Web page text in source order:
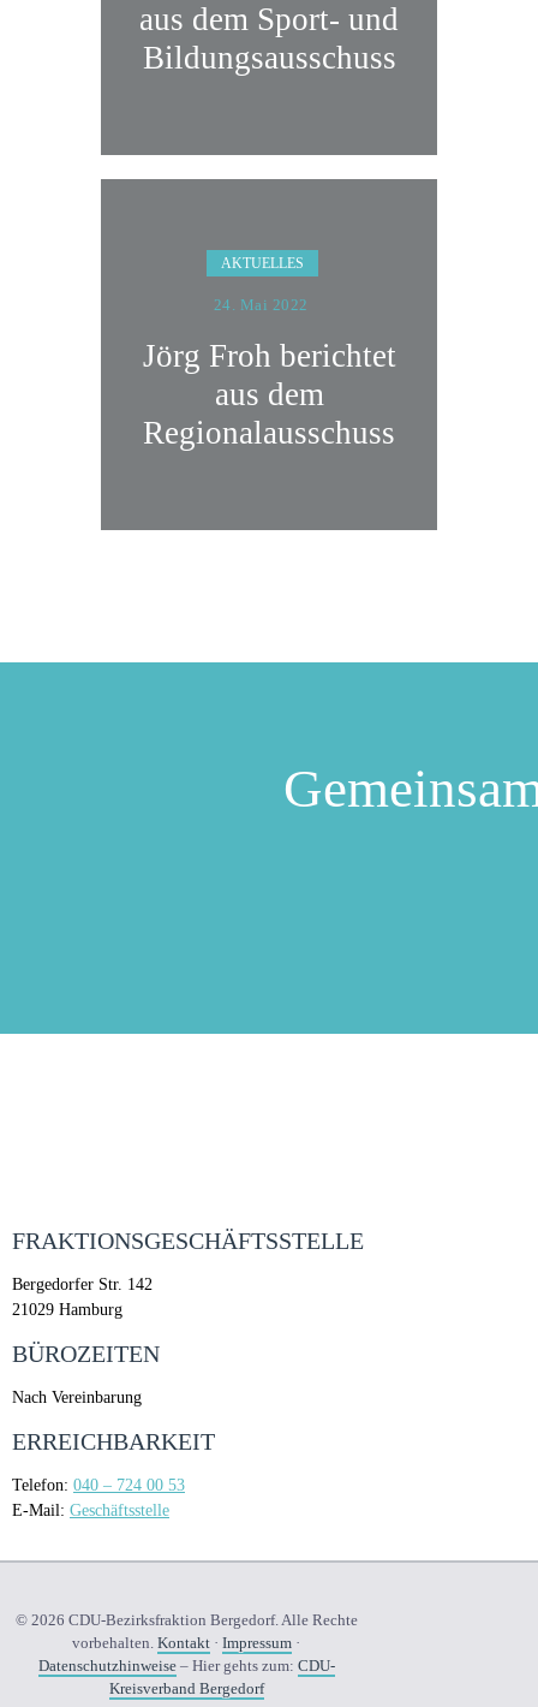
aus dem Sport- und
Bildungsausschuss
AKTUELLES
24. Mai 2022
Jörg Froh berichtet
aus dem
Regionalausschuss
FRAKTIONSGESCHÄFTSSTELLE
Bergedorfer Str. 142
21029 Hamburg
BÜROZEITEN
Nach Vereinbarung
ERREICHBARKEIT
Telefon: 040 – 724 00 53
E-Mail: Geschäftsstelle
© 2026 CDU-Bezirksfraktion Bergedorf. Alle Rechte
vorbehalten. Kontakt · Impressum ·
Datenschutzhinweise– Hier gehts zum: CDU-
Kreisverband Bergedorf